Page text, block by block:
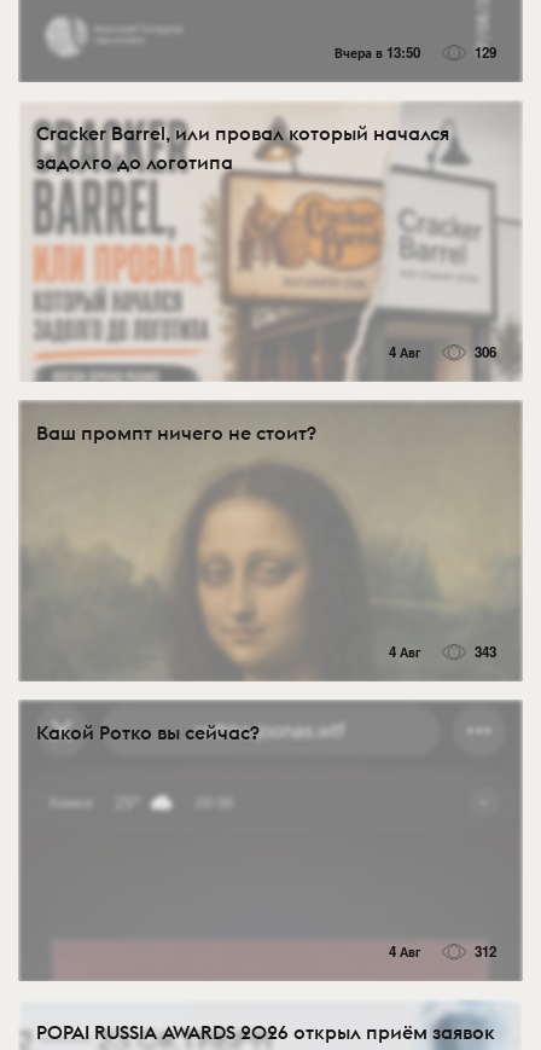
Вчера в 13:50 129
Cracker Barrel, или провал который начался
задолго до логотипа
4 Авг 306
Ваш промпт ничего не стоит?
4 Авг 343
Какой Ротко вы сейчас?
4 Авг 312
POPAI RUSSIA AWARDS 2026 открыл приём заявок